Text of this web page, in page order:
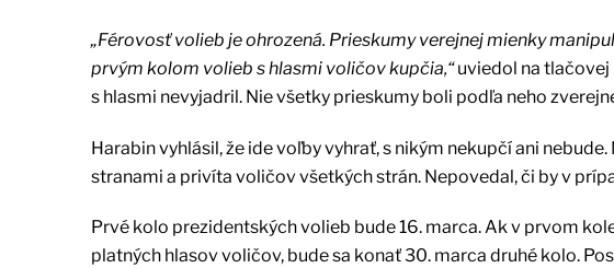
„Férovosť volieb je ohrozená. Prieskumy verejnej mienky
prvým kolom volieb s hlasmi voličov kupčia,“uviedol na tlačovej
s hlasmi nevyjadril. Nie všetky prieskumy boli podľa neho
Harabin vyhlásil, že ide voľby vyhrať, s nikým nekupčí ani
stranami a privíta voličov všetkých strán. Nepovedal, či by v
Prvé kolo prezidentských volieb bude 16. marca. Ak v prvom
platných hlasov voličov, bude sa konať 30. marca druhé kolo.